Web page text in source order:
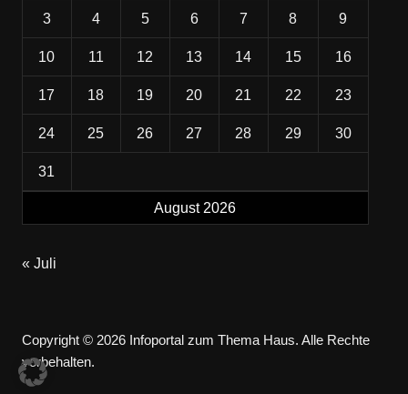
August 2026
3 4 5 6 7 8 9
10 11 12 13 14 15 16
17 18 19 20 21 22 23
24 25 26 27 28 29 30
31
« Juli
Copyright © 2026 Infoportal zum Thema Haus. Alle Rechte
vorbehalten.